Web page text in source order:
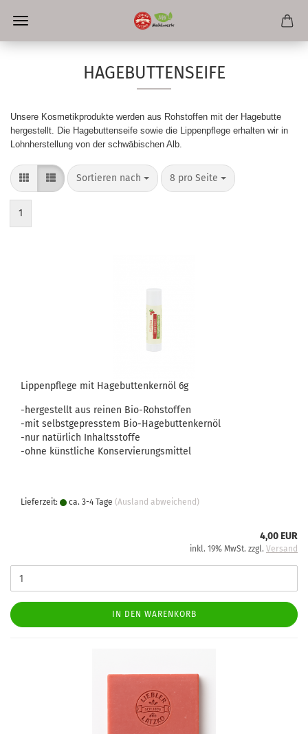
HAGEBUTTENSEIFE
Unsere Kosmetikprodukte werden aus Rohstoffen mit der Hagebutte
hergestellt. Die Hagebuttenseife sowie die Lippenpflege erhalten wir in
Lohnherstellung von der schwäbischen Alb.
Sortieren nach
Sortieren nach 8 pro Seite
pro Seite
1
Lippenpflege mit Hagebuttenkernöl 6g
-hergestellt aus reinen Bio-Rohstoffen
-mit selbstgepresstem Bio-Hagebuttenkernöl
-nur natürlich Inhaltsstoffe
-ohne künstliche Konservierungsmittel
Lieferzeit: ca. 3-4 Tage (Ausland abweichend)
4,00 EUR
inkl. 19% MwSt. zzgl. Versand
IN DEN WARENKORB